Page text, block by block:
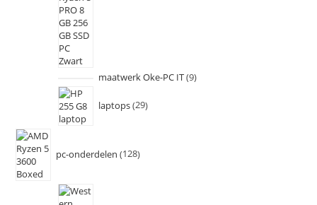
maatwerk Oke-PC IT 9
laptops 29
pc-onderdelen 128